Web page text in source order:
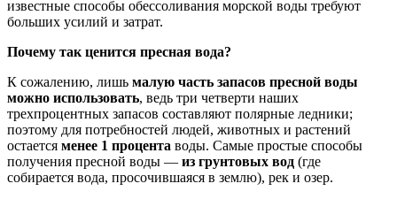
известные способы обессоливания морской воды требу­ют
больших усилий и затрат.
Почему так ценится пресная вода?
К сожалению, лишь малую часть запасов пресной воды
можно использовать, ведь три четверти наших
трехпроцентных запасов составляют полярные ледники;
поэтому для потребностей людей, животных и растений
остает­ся менее 1 процента воды. Самые простые способы
получения пресной воды — из грунтовых вод (где
собирается вода, просо­чившаяся в землю), рек и озер.